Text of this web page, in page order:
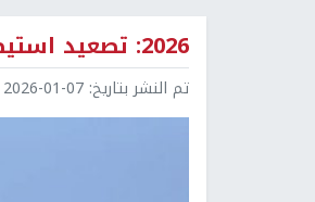
2026: تصعيد استيطاني يطوق المدن الفلسطينية ويهدد حل الدولتين
تم النشر بتاريخ: 2026-01-07 11:06